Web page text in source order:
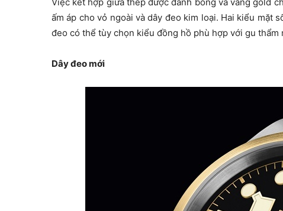
ấm áp cho vỏ ngoài và dây đeo kim loại. Hai kiểu mặt
đeo có thể tùy chọn kiểu đồng hồ phù hợp với gu thẩm
Dây đeo mới